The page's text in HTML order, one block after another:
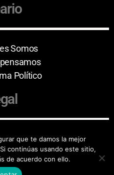
Somos
Político
que te damos la mejor
continúas usando este sitio,
de acuerdo con ello.